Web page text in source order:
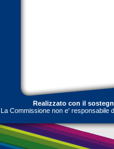
Realizzato con il
La Commissione non e' responsabile